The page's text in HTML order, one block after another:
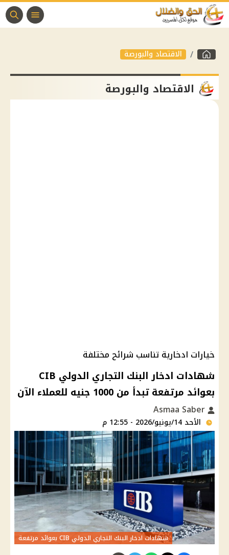
الاقتصاد والبورصة
الاقتصاد والبورصة
خيارات ادخارية تناسب شرائح مختلفة
شهادات ادخار البنك التجاري الدولي CIB
بعوائد مرتفعة تبدأ من 1000 جنيه للعملاء الآن
الأحد 14/يونيو/2026 - 12:55 م
شهادات ادخار البنك التجاري الدولي CIB بعوائد مرتفعة